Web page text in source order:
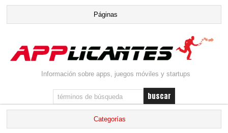
Información sobre apps, juegos móviles y startups